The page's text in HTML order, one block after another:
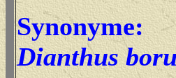
Synonyme:
Dianthus